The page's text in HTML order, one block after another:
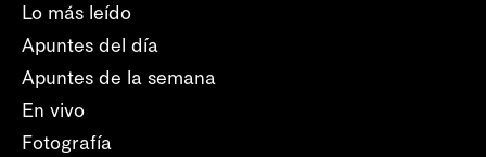
Lo más leído
Apuntes del día
Apuntes de la semana
En vivo
Fotografía